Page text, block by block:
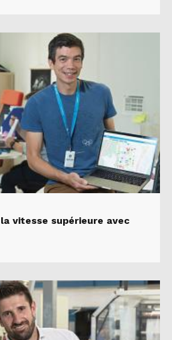
vitesse supérieure avec